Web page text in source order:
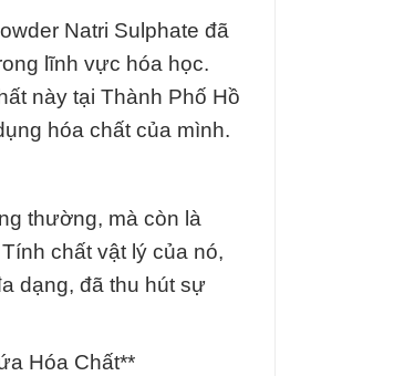
Natri Sulphate đã
lĩnh vực hóa học.
này tại Thành Phố Hồ
hóa chất của mình.
thường, mà còn là
chất vật lý của nó,
dạng, đã thu hút sự
Hóa Chất**